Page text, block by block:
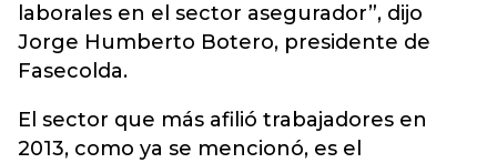
laborales en el sector asegurador”, dijo
Jorge Humberto Botero, presidente de
Fasecolda.
El sector que más afilió trabajadores en
2013, como ya se mencionó, es el